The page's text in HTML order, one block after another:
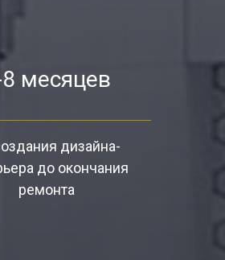
месяцев
дизайна-
до окончания
ремонта